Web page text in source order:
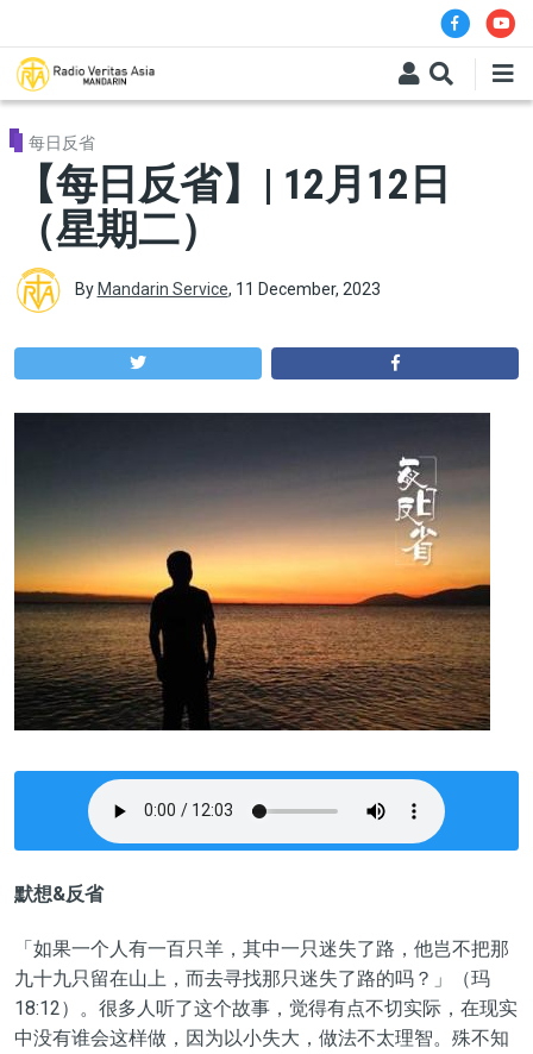
每日反省
【每日反省】| 12月12日
（星期二）
By Mandarin Service, 11 December, 2023
默想&反省
「如果一个人有一百只羊，其中一只迷失了路，他岂不把那
九十九只留在山上，而去寻找那只迷失了路的吗？」（玛
18:12）。很多人听了这个故事，觉得有点不切实际，在现实
中没有谁会这样做，因为以小失大，做法不太理智。殊不知